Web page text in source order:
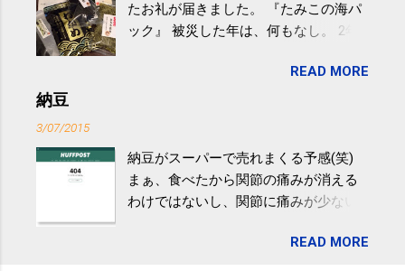
研究チームが発表した。改善が期待で
きるのは、過度の飲酒が原因ではない
減らなくても効果があるという。 正田
波大「減量しなくても効果」 - ニュー
ス - アピタル（医療・健康）
たお礼が届きました。 『たみこの海パ
ック』 被災した年は、何もなし。 2年
が『たみこの海パック』。 ボランティ
全く考えていなかったので、貰えると
少しづつ復興してる感が伝わってきて
嬉しいです。 あと、ふるさと納税が節
ですが、節税になるほど稼げていない
READ MORE
納豆
3/07/2015
納豆がスーパーで売れまくる予感(笑)
まぁ、食べたから関節の痛みが消える
わけではないし、関節に痛みが少ない
ど。。 「関節の老化」は、「コンドロ
READ MORE